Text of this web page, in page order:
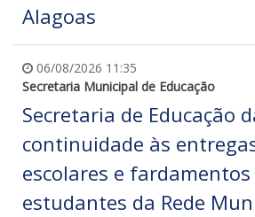
Alagoas
06/08/2026 11:35
Secretaria Municipal de Educação
Secretaria de Educação
continuidade às
escolares e
estudantes da Rede